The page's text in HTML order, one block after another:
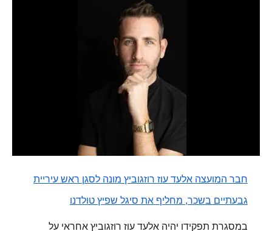
חבר המועצה אלעד עוז רוזגוביץ מונה לסגן ראש עיריית
גבעתיים בשכר, מחליף את סיגל שפיץ טולדנו
במסגרת תפקידו יהיה אלעד עוז רוזגוביץ אחראי על